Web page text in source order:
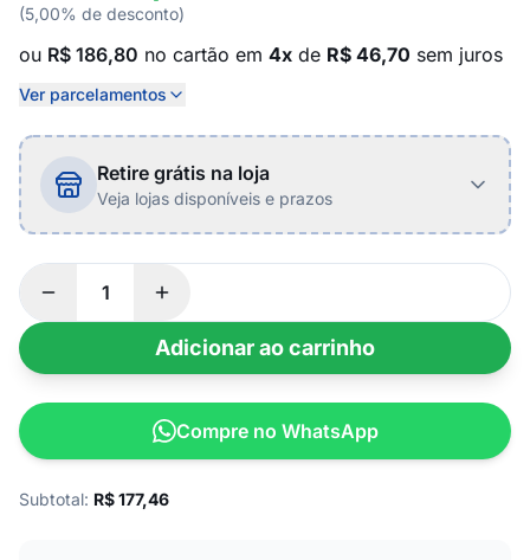
(5,00% de desconto)
ou R$ 186,80 no cartão em 4x de R$ 46,70 sem juros
Ver parcelamentos
Retire grátis na loja
Veja lojas disponíveis e prazos
Adicionar ao carrinho
Compre no WhatsApp
Subtotal: R$177,46